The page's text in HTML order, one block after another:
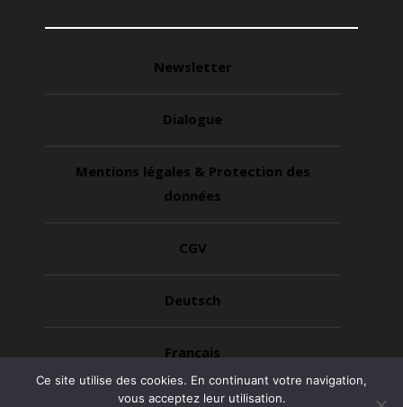
Newsletter
Dialogue
Mentions légales & Protection des
données
CGV
Deutsch
Français
Ce site utilise des cookies. En continuant votre navigation,
vous acceptez leur utilisation.